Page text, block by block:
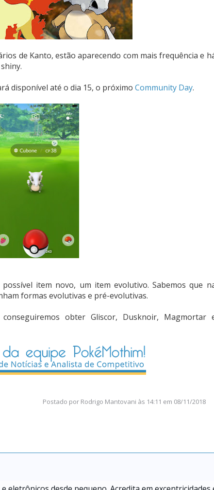
de Kanto, estão aparecendo com mais frequência e
disponível até o dia 15, o próximo Community Day.
item novo, um item evolutivo. Sabemos que
formas evolutivas e pré-evolutivas.
obter Gliscor, Dusknoir, Magmortar
Postado por Rodrigo Mantovani às 14:11 em 08/11/2018